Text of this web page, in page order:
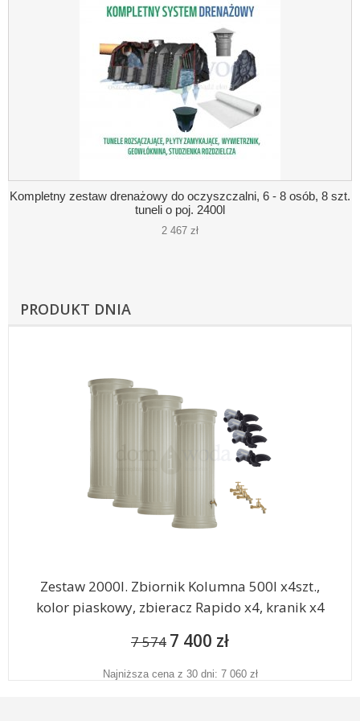
Kompletny zestaw drenażowy do oczyszczalni, 6 - 8 osób, 8 szt.
tuneli o poj. 2400l
2 467 zł
PRODUKT DNIA
Zestaw 2000l. Zbiornik Kolumna 500l x4szt.,
kolor piaskowy, zbieracz Rapido x4, kranik x4
7 574 7 400 zł
Najniższa cena z 30 dni: 7 060 zł